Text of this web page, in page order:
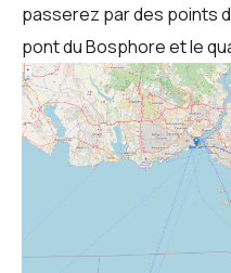
passerez par des points
pont du Bosphore et le